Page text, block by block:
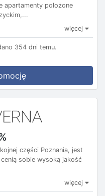
apartamenty położone
więcej
354 dni temu.
części Poznania, jest
sobie wysoką jakość
więcej